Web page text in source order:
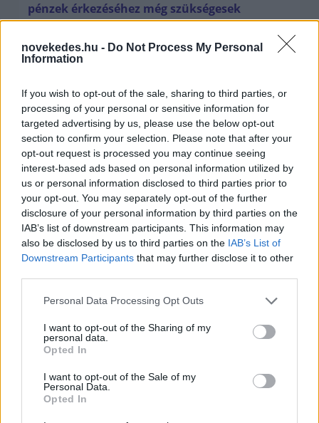
novekedes.hu - Do Not Process My Personal
Information
If you wish to opt-out of the sale, sharing to third parties, or
processing of your personal or sensitive information for
targeted advertising by us, please use the below opt-out
section to confirm your selection. Please note that after your
opt-out request is processed you may continue seeing
interest-based ads based on personal information utilized by
us or personal information disclosed to third parties prior to
your opt-out. You may separately opt-out of the further
disclosure of your personal information by third parties on the
IAB’s list of downstream participants. This information may
also be disclosed by us to third parties on the IAB’s List of
Downstream Participants that may further disclose it to other
Please note that this website/app uses one or more Google
not limited to your visit or usage behaviour. You may click to
grant or deny consent to Google and its third-party tags to
use your data for below specified purposes in below Google
consent section.
Personal Data Processing Opt Outs
I want to opt-out of the Sharing of my
personal data.
Opted In
I want to opt-out of the Sale of my
Personal Data.
Opted In
pénzek érkezéséhez még szükségesek
Minden idők legjövedelmezőbbje és
legdrágábbja volt az amerikai foci vb -
gyorsmérleg
2026. júl. 20.